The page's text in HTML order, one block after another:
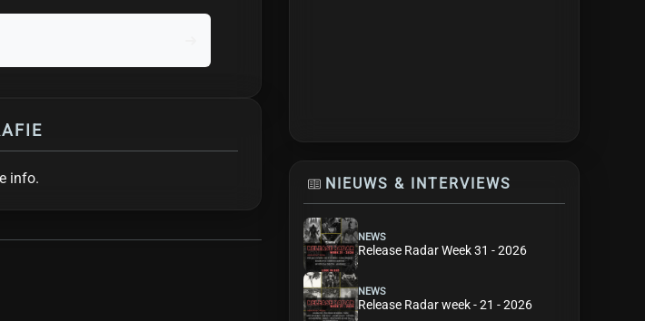
info. NIEUWS & INTERVIEWS
NEWS
Release Radar Week 31 - 2026
NEWS
Release Radar week - 21 - 2026